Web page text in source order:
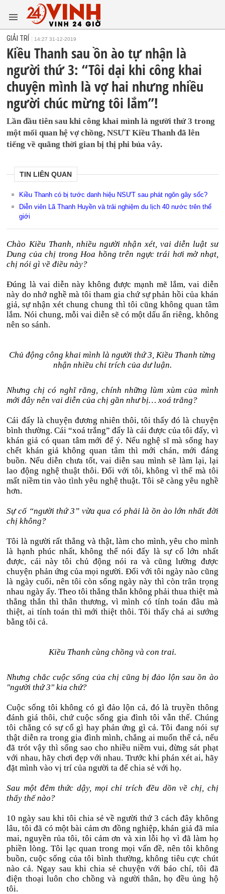
GIẢI TRÍ 14:27 31-12-2019
Kiều Thanh sau ồn ào tự nhận là
người thứ 3: “Tôi dại khi công khai
chuyện mình là vợ hai nhưng nhiều
người chúc mừng tôi lắm”!
Lần đầu tiên sau khi công khai mình là người thứ 3 trong
một mối quan hệ vợ chồng, NSƯT Kiều Thanh đã lên
tiếng về quãng thời gian bị thị phi bủa vây.
TIN LIÊN QUAN
Kiều Thanh có bị tước danh hiệu NSƯT sau phát ngôn gây sốc?
Diễn viên Lã Thanh Huyền và trải nghiệm du lịch 40 nước trên thế
giới
Chào Kiều Thanh, nhiều người nhận xét, vai diễn luật sư
Dung của chị trong Hoa hồng trên ngực trái hơi mờ nhạt,
chị nói gì về điều này?
Đúng là vai diễn này không được mạnh mẽ lắm, vai diễn
này do nhớ nghề mà tôi tham gia chứ sự phản hồi của khán
giả, sự nhận xét chung chung thì tôi cũng không quan tâm
lắm. Nói chung, mỗi vai diễn sẽ có một dấu ấn riêng, không
nên so sánh.
Chủ động công khai mình là người thứ 3, Kiều Thanh từng
nhận nhiều chỉ trích của dư luận.
Nhưng chị có nghĩ rằng, chính những lùm xùm của mình
mới đây nên vai diễn của chị gần như bị… xoá trắng?
Cái đấy là chuyện đương nhiên thôi, tôi thấy đó là chuyện
bình thường. Cái “xoá trắng” đấy là cái được của tôi đấy, vì
khán giả có quan tâm mới để ý. Nếu nghệ sĩ mà sống hay
chết khán giả không quan tâm thì mới chán, mới đáng
buồn. Nếu diễn chưa tốt, vai diễn sau mình sẽ làm lại, lại
lao động nghệ thuật thôi. Đối với tôi, không vì thế mà tôi
mất niềm tin vào tình yêu nghệ thuật. Tôi sẽ càng yêu nghề
hơn.
Sự cố “người thứ 3” vừa qua có phải là ồn ào lớn nhất đời
chị không?
Tôi là người rất thẳng và thật, làm cho mình, yêu cho mình
là hạnh phúc nhất, không thể nói đấy là sự cố lớn nhất
được, cái này tôi chủ động nói ra và cũng lường được
chuyện phản ứng của mọi người. Đối với tôi ngày nào cũng
là ngày cuối, nên tôi còn sống ngày này thì còn trân trọng
nhau ngày ấy. Theo tôi thẳng thắn không phải thua thiệt mà
thẳng thắn thì thân thương, vì mình có tính toán đâu mà
thiệt, ai tính toán thì mới thiệt thôi. Tôi thấy chả ai sướng
bằng tôi cả.
Kiều Thanh cùng chồng và con trai.
Nhưng chắc cuộc sống của chị cũng bị đảo lộn sau ồn ào
"người thứ 3" kia chứ?
Cuộc sống tôi không có gì đảo lộn cả, đó là truyền thông
đánh giá thôi, chứ cuộc sống gia đình tôi vẫn thế. Chúng
tôi chẳng có sự cố gì hay phản ứng gì cả. Tôi đang nói sự
thật diễn ra trong gia đình mình, chẳng ai muốn thế cả, nếu
đã trót vậy thì sống sao cho nhiều niềm vui, đừng sát phạt
với nhau, hãy chơi đẹp với nhau. Trước khi phán xét ai, hãy
đặt mình vào vị trí của người ta để chia sẻ với họ.
Sau một đêm thức dậy, mọi chỉ trích đều dồn về chị, chị
thấy thế nào?
10 ngày sau khi tôi chia sẻ về người thứ 3 cách đây không
lâu, tôi đã có một bài cảm ơn đồng nghiệp, khán giả đã mỉa
mai, nguyền rủa tôi, tôi cảm ơn và xin lỗi họ vì đã làm họ
phiền lòng. Tôi lạc quan trong mọi vấn đề, nên tôi không
buồn, cuộc sống của tôi bình thường, không tiêu cực chút
nào cả. Ngay sau khi chia sẻ chuyện với báo chí, tôi đã
điện thoại luôn cho chồng và người thân, họ đều ủng hộ
tôi.